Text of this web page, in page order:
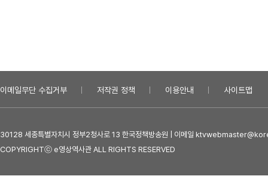
이메일무단 수집거부 저작권 정책 이용안내 사이트맵
30128 세종특별자치시 정부2청사로 13 한국정책방송원 | 이메일
COPYRIGHTⓒ e영상역사관 ALL RIGHTS RESERVED